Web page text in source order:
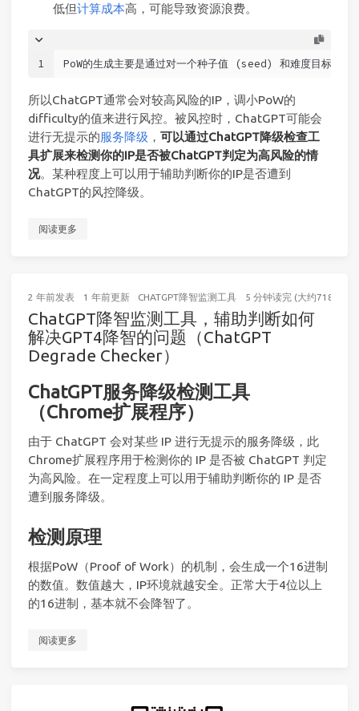
低但计算成本高，可能导致资源浪费。
1 PoW的生成主要是通过对一个种子值 (seed) 和难度目
所以ChatGPT通常会对较高风险的IP，调小PoW的
difficulty的值来进行风控。被风控时，ChatGPT可能会
进行无提示的服务降级 ， 可以通过ChatGPT降级检查工
具扩展来检测你的IP是否被ChatGPT判定为高风险的情
况。某种程度上可以用于辅助判断你的IP是否遭到
ChatGPT的风控降级。
阅读更多
2 年前发表 1 年前更新 CHATGPT降智监测工具 5 分钟读完 (大约718个字)
ChatGPT降智监测工具，辅助判断如何
解决GPT4降智的问题（ChatGPT
Degrade Checker）
ChatGPT服务降级检测工具
（Chrome扩展程序）
由于 ChatGPT 会对某些 IP 进行无提示的服务降级，此
Chrome扩展程序用于检测你的 IP 是否被 ChatGPT 判定
为高风险。在一定程度上可以用于辅助判断你的 IP 是否
遭到服务降级。
检测原理
根据PoW（Proof of Work）的机制，会生成一个16进制
的数值。数值越大，IP环境就越安全。正常大于4位以上
的16进制，基本就不会降智了。
阅读更多